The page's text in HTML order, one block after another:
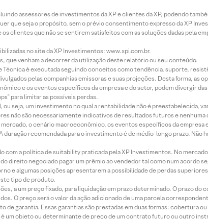
assessores de investimentos da XP e clientes da XP, podendo
que seja o propósito, sem o prévio consentimento expresso da XP
clientes que não se sentirem satisfeitos com as soluções dadas pela
no site da XP Investimentos: www.xpi.com.br.
que venham a decorrer da utilização deste relatório ou seu conteúdo.
Técnica é executada seguindo conceitos como tendência, suporte,
pelas companhias emissoras e suas projeções. Desta forma, as
e os eventos específicos da empresa e do setor, podem divergir
para limitar as possíveis perdas.
seja, um investimento no qual a rentabilidade não é preestabelecida,
não são necessariamente indicativos de resultados futuros e nenhuma
o cenário macroeconômico, os eventos específicos da empresa
recomendada para o investimento é de médio-longo prazo. Não
a política de suitability praticada pela XP Investimentos. No
direito negociado pagar um prêmio ao vendedor tal como num acordo
e algumas posições apresentarem a possibilidade de perdas
tipo de produto.
a um preço fixado, para liquidação em prazo determinado. O prazo do
O preço será o valor da ação adicionado de uma parcela
garantia. Essas garantias são prestadas em duas formas: cobertura ou
um objeto ou determinante de preço de um contrato futuro ou outro